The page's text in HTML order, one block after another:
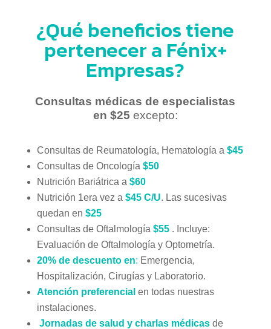
¿Qué beneficios tiene
pertenecer a Fénix+
Empresas?
Consultas médicas de especialistas
en $25 excepto:
Consultas de Reumatología, Hematología a $45
Consultas de Oncología $50
Nutrición Bariátrica a $60
Nutrición 1era vez a $45 C/U. Las sucesivas
quedan en $25
Consultas de Oftalmología $55. Incluye:
Evaluación de Oftalmología y Optometría.
20% de descuento en: Emergencia,
Hospitalización, Cirugías y Laboratorio.
Atención preferencial en todas nuestras
instalaciones.
Jornadas de salud y charlas médicasde